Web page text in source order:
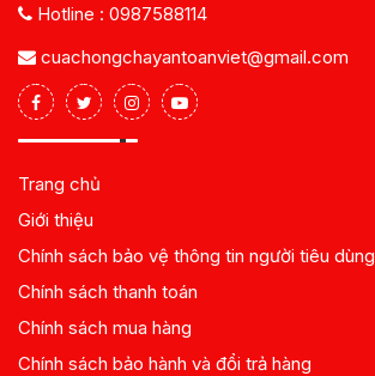
Hotline : 0987588114
cuachongchayantoanviet@gmail.com
Trang chủ
Giới thiệu
Chính sách bảo vệ thông tin người tiêu dùng
Chính sách thanh toán
Chính sách mua hàng
Chính sách bảo hành và đổi trả hàng